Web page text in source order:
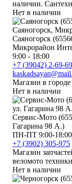
наличии.
Нет в наличии
Саяногорск
Микрорайон
9:00 - 18:00
+7 (39042) 2-69-69
Магазин в
Нет в наличии
Сервис-Мото
Гагарина 98 А.)
ПН-ПТ 9:00-
+7 (3902) 305-975
Магазин
веломото
Нет в наличии